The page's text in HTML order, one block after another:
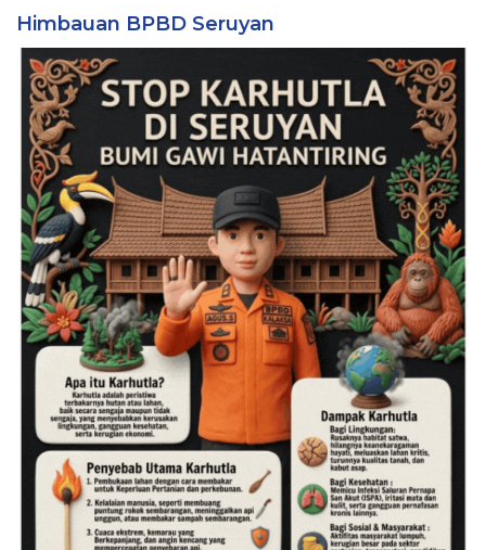
Himbauan BPBD Seruyan